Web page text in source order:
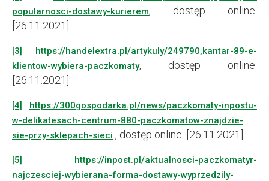
popularnosci-dostawy-kurierem, dostęp online:
[26.11.2021]
[3]
https://handelextra.pl/artykuly/249790,kantar-89-e-
klientow-wybiera-paczkomaty, dostęp online:
[26.11.2021]
[4]
https://300gospodarka.pl/news/paczkomaty-inpostu-
w-delikatesach-centrum-880-paczkomatow-znajdzie-
sie-przy-sklepach-sieci , dostęp online: [26.11.2021]
[5]
https://inpost.pl/aktualnosci-paczkomatyr-
najczesciej-wybierana-forma-dostawy-wyprzedzily-